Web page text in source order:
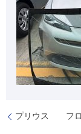
プリウス フロ